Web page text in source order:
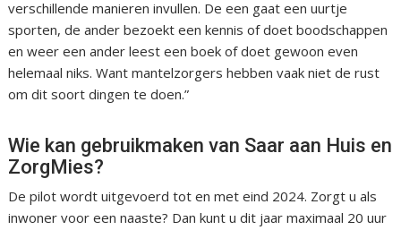
verschillende manieren invullen. De een gaat een uurtje
sporten, de ander bezoekt een kennis of doet boodschappen
en weer een ander leest een boek of doet gewoon even
helemaal niks. Want mantelzorgers hebben vaak niet de rust
om dit soort dingen te doen.”
Wie kan gebruikmaken van Saar aan Huis en
ZorgMies?
De pilot wordt uitgevoerd tot en met eind 2024. Zorgt u als
inwoner voor een naaste? Dan kunt u dit jaar maximaal 20 uur